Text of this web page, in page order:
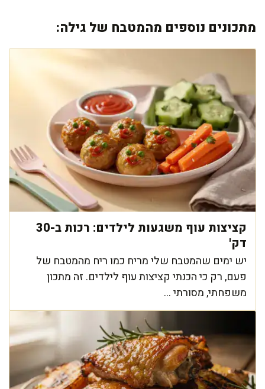
מתכונים נוספים מהמטבח של גילה:
קציצות עוף משגעות לילדים: רכות ב-30
דק'
יש ימים שהמטבח שלי מריח כמו ריח מהמטבח של
פעם, רק כי הכנתי קציצות עוף לילדים. זה מתכון
משפחתי, מסורתי ...